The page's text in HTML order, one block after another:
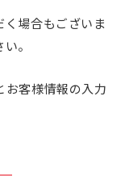
場合もございま
。
お客様情報の入力